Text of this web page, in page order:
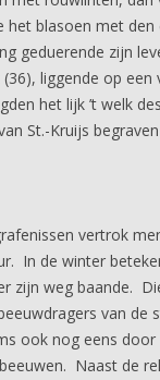
het blasoen met den
geduerende zijn
liggende op een
het lijk ’t welk
St.-Kruijs
vertrok
In de winter
zijn weg baande.
van de
ook nog eens door
Naast de